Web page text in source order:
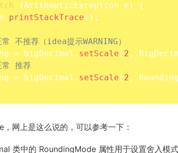
(ArithmeticException e )
{
e
. printStackTrace ( ) ;
不推荐（idea提示WARNING）
= bigDecimal . setScale ( 2 ,
推荐
= bigDecimal . setScale ( 2 ,
网上是这么说的，可以参考一下：
类中的 RoundingMode 属性用于设置舍入模